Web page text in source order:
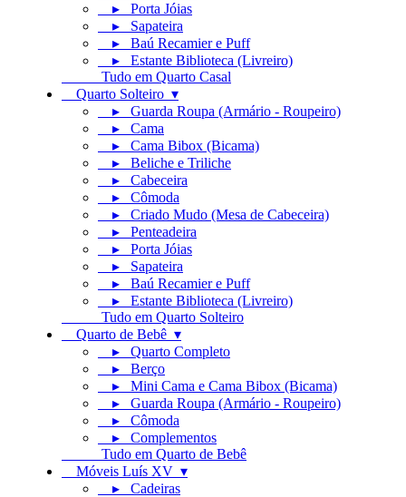
▸ Porta Jóias
▸ Sapateira
▸ Baú Recamier e Puff
▸ Estante Biblioteca (Livreiro)
Tudo em Quarto Casal
Quarto Solteiro ▾
▸ Guarda Roupa (Armário - Roupeiro)
▸ Cama
▸ Cama Bibox (Bicama)
▸ Beliche e Triliche
▸ Cabeceira
▸ Cômoda
▸ Criado Mudo (Mesa de Cabeceira)
▸ Penteadeira
▸ Porta Jóias
▸ Sapateira
▸ Baú Recamier e Puff
▸ Estante Biblioteca (Livreiro)
Tudo em Quarto Solteiro
Quarto de Bebê ▾
▸ Quarto Completo
▸ Berço
▸ Mini Cama e Cama Bibox (Bicama)
▸ Guarda Roupa (Armário - Roupeiro)
▸ Cômoda
▸ Complementos
Tudo em Quarto de Bebê
Móveis Luís XV ▾
▸ Cadeiras